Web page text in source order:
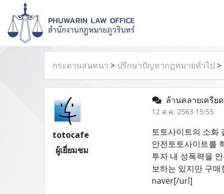
กระดานสนทนา > ปรึกษาปัญหากฎหมายทั่วไป >
totocafe
ผู้เยี่ยมชม
ล้านคลายเครีย
12 ส.ค. 2563 15:55
토토사이트의 소화
안전토토사이트를
투자 내 성폭력을
보하는 있지만 구
naver[/url]